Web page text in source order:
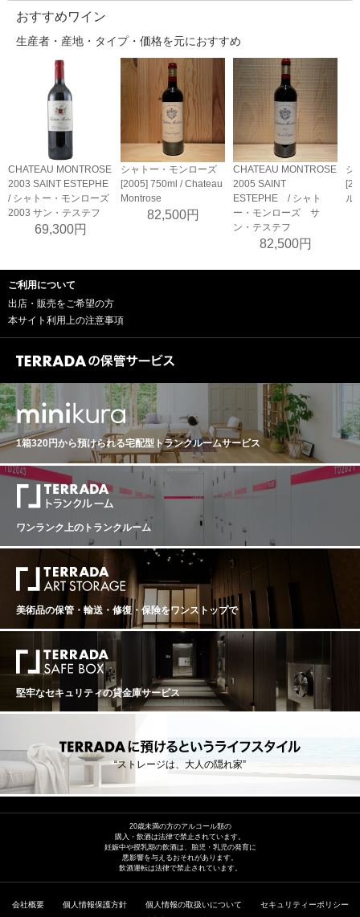
おすすめワイン
生産者・産地・タイプ・価格を元におすすめ
CHATEAU MONTROSE
2003 SAINT ESTEPHE
/ シャトー・モンローズ
2003 サン・テステフ
69,300円
シャトー・モンローズ
[2005] 750ml / Chateau
Montrose
82,500円
CHATEAU MONTROSE
2005 SAINT
ESTEPHE / シャト
ー・モンローズ サ
ン・テステフ
82,500円
シ
ル
ご利用について
出店・販売をご希望の方
本サイト利用上の注意事項
1箱320円から預けられる宅配型トランクルームサービス
ワンランク上のトランクルーム
美術品の保管・輸送・修復・保険をワンストップで
堅牢なセキュリティの貸金庫サービス
“ストレージは、大人の隠れ家”
20歳未満の方のアルコール類の
購入・飲酒は法律で禁止されています。
妊娠中や授乳期の飲酒は、胎児・乳児の発育に
悪影響を与えるおそれがあります。
飲酒運転は法律で禁止されています。
会社概要 個人情報保護方針 個人情報の取扱いについて
セキュリティーポリシー